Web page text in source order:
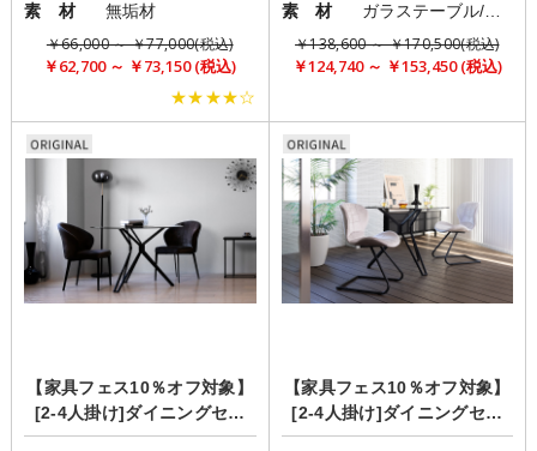
素 材
無垢材
￥66,000 ～ ￥77,000(税込)
￥62,700 ～ ￥73,150 (税込)
★★★★☆
素 材
ガラステーブル/レザーチェアorファブリックチェア
￥138,600 ～ ￥170,500(税込)
￥124,740 ～ ￥153,450 (税込)
【家具フェス10％オフ対象】
[2-4人掛け]ダイニングセッ
ト/シンプルモダン/geo×Shel
【家具フェス10％オフ対象】
[2-4人掛け]ダイニングセッ
ト/シンプルモダン/geo×uni2